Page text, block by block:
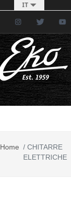
IT
FacebookInstagramTwitter
Home /CHITARRE
ELETTRICHE